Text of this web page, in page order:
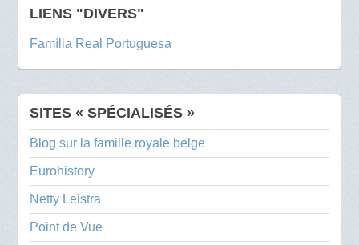
LIENS "DIVERS"
Família Real Portuguesa
SITES « SPÉCIALISÉS »
Blog sur la famille royale belge
Eurohistory
Netty Leistra
Point de Vue